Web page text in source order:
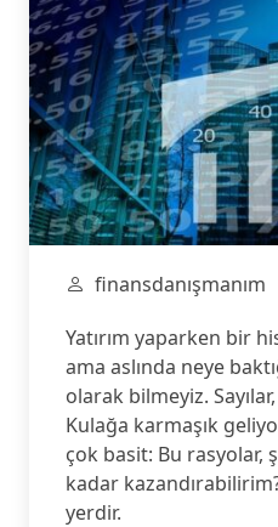
finansdanışmanım
Yatırım yaparken bir
ama aslında neye
olarak bilmeyiz.
Kulağa karmaşık
çok basit: Bu rasyolar,
kadar
yerdir.